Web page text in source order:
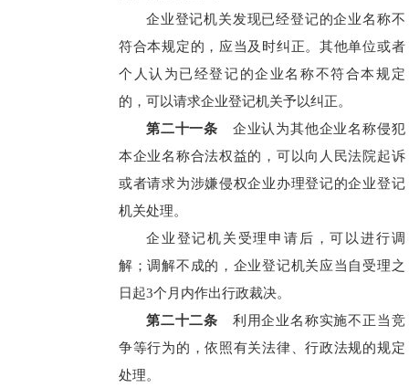
企业登记机关发现已经登记的企业名称不
符合本规定的，应当及时纠正。其他单位或者
个人认为已经登记的企业名称不符合本规定
的，可以请求企业登记机关予以纠正。
第二十一条 企业认为其他企业名称侵犯
本企业名称合法权益的，可以向人民法院起诉
或者请求为涉嫌侵权企业办理登记的企业登记
机关处理。
企业登记机关受理申请后，可以进行调
解；调解不成的，企业登记机关应当自受理之
日起3个月内作出行政裁决。
第二十二条 利用企业名称实施不正当竞
争等行为的，依照有关法律、行政法规的规定
处理。